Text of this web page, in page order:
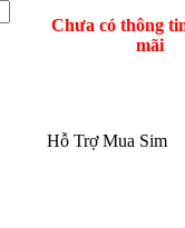
Chưa có thông
mãi
Hỗ Trợ Mua Sim